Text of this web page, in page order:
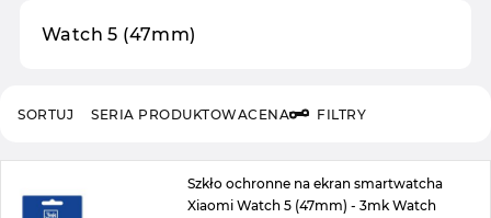
Watch 5 (47mm)
SERIA PRODUKTOWACENA FILTRY
SORTUJ
Szkło ochronne na ekran smartwatcha
Xiaomi Watch 5 (47mm) - 3mk Watch